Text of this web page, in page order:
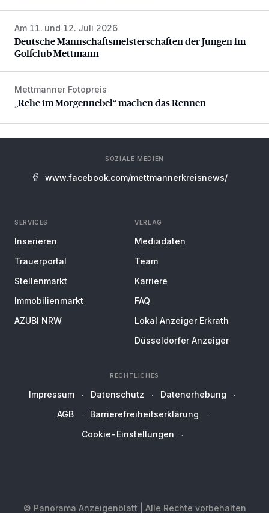
Deutsche Mannschaftsmeisterschaften der Jungen im
Am 11. und 12. Juli 2026
Deutsche Mannschaftsmeisterschaften der Jungen im
Golfclub Mettmann
„Rehe im Morgennebel“ machen das Rennen
Mettmanner Fotopreis
„Rehe im Morgennebel“ machen das Rennen
SOZIALE MEDIEN
www.facebook.com/mettmannerkreisnews/
SERVICES
Inserieren
Trauerportal
Stellenmarkt
Immobilienmarkt
AZUBI NRW
VERLAG
Mediadaten
Team
Karriere
FAQ
Lokal Anzeiger Erkrath
Düsseldorfer Anzeiger
RECHTLICHES
Impressum Datenschutz
Datenerhebung
AGB
Barrierefreiheitserklärung
Cookie-Einstellungen
© Panorama Anzeigenblatt | Alle Rechte vorbehalten